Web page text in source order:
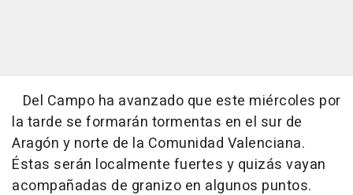
Del Campo ha avanzado que este miércoles por
la tarde se formarán tormentas en el sur de
Aragón y norte de la Comunidad Valenciana.
Éstas serán localmente fuertes y quizás vayan
acompañadas de granizo en algunos puntos.